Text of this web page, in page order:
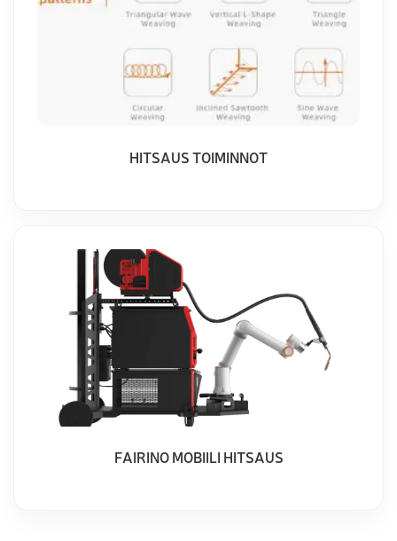
HITSAUS TOIMINNOT
FAIRINO MOBIILI HITSAUS